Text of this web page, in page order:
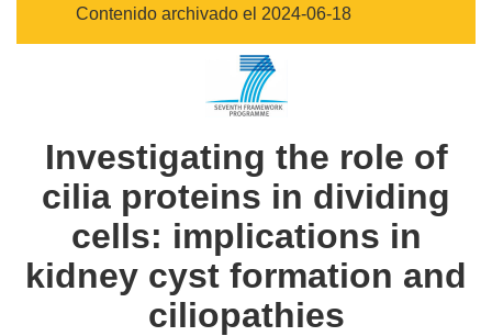
Contenido archivado el 2024-06-18
Investigating the role of
cilia proteins in dividing
cells: implications in
kidney cyst formation and
ciliopathies